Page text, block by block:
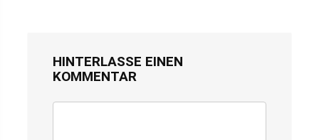
HINTERLASSE EINEN
KOMMENTAR